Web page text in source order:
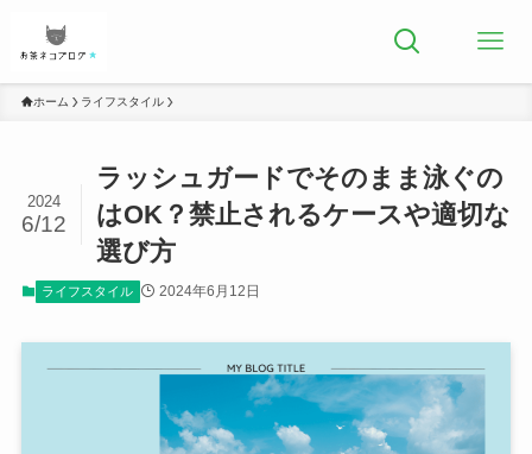
ホーム ライフスタイル
ラッシュガードでそのまま泳ぐの
はOK？禁止されるケースや適切な
選び方
2024
6/12
ライフスタイル 2024年6月12日